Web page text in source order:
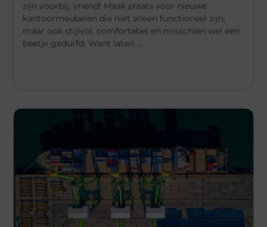
zijn voorbij, vriend! Maak plaats voor nieuwe
kantoormeubelen die niet alleen functioneel zijn,
maar ook stijlvol, comfortabel en misschien wel een
beetje gedurfd. Want laten ...